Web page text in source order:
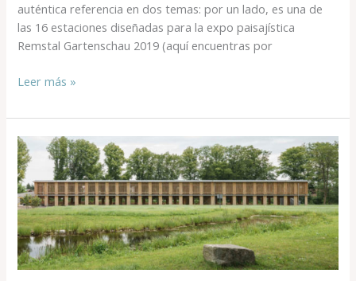
auténtica referencia en dos temas: por un lado, es una de
las 16 estaciones diseñadas para la expo paisajística
Remstal Gartenschau 2019 (aquí encuentras por
Leer más »
APARCANDO
ENTRE
ÁRBOLES,
UN
TEMPLO
DE
MADERA
EN